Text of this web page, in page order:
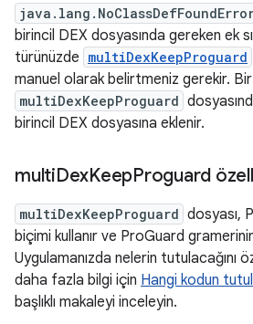
birincil DEX dosyasında gereken ek
türünüzde multiDexKeepProguard
manuel olarak belirtmeniz gerekir. Bir
multiDexKeepProguard
birincil DEX dosyasına eklenir.
multiDexKeepProguard
multiDexKeepProguard dosyası,
biçimi kullanır ve ProGuard
Uygulamanızda nelerin tutulacağını
daha fazla bilgi için Hangi kodun
başlıklı makaleyi inceleyin.